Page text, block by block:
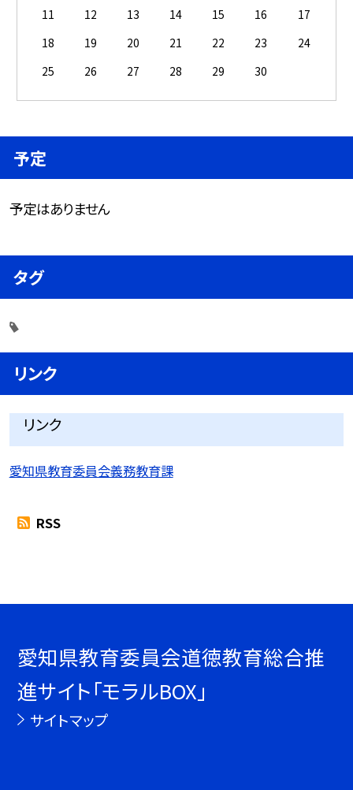
11
12 13 14 15 16
17
18
19 20 21 22 23
24
25
26 27 28 29 30
予定
予定はありません
タグ
リンク
リンク
愛知県教育委員会義務教育課
RSS
愛知県教育委員会道徳教育総合推
進サイト「モラルBOX」
サイトマップ